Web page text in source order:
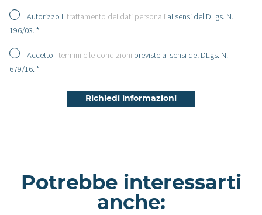
Autorizzo iltrattamento dei dati personali ai sensi del DLgs. N.
196/03. *
Accetto itermini e le condizioni previste ai sensi del DLgs. N.
679/16. *
Potrebbe interessarti
anche: